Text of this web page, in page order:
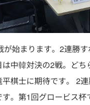
が始まります。2連勝
中韓対決の2戦。どち
平棋士に期待です。 2
。第1回グロービス